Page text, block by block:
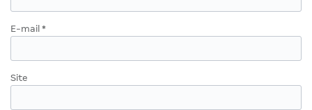
E-mail *
Site